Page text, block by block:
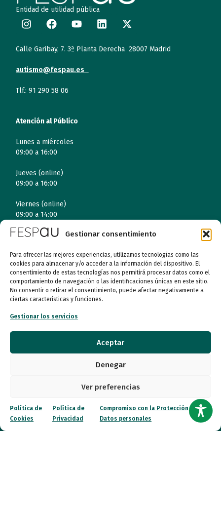
Gestionar consentimiento
Para ofrecer las mejores experiencias, utilizamos tecnologías como las
cookies para almacenar y/o acceder a la información del dispositivo. El
consentimiento de estas tecnologías nos permitirá procesar datos como el
comportamiento de navegación o las identificaciones únicas en este sitio.
No consentir o retirar el consentimiento, puede afectar negativamente a
ciertas características y funciones.
Gestionar los servicios
Aceptar
Denegar
Ver preferencias
Política de
Cookies
Política de
Privacidad
Compromiso con la Protección de
Datos personales
Entidad de utilidad pública
Calle Garibay, 7. 3ª Planta Derecha 28007 Madrid
autismo@fespau.es
Tlf.: 91 290 58 06
Atención al Público
Lunes a miércoles
09:00 a 16:00
Jueves (online)
09:00 a 16:00
Viernes (online)
09:00 a 14:00
Quiénes somos
Entidades
Autismo
Recursos
Canal ético